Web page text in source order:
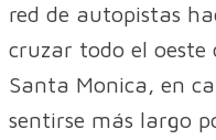
red de autopistas
cruzar todo el oeste
Santa Monica, en
sentirse más largo